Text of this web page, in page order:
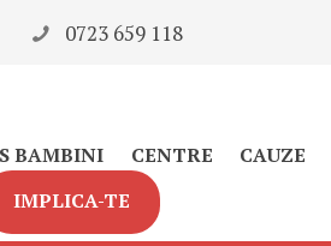
0723 659 118
BAMBINI CENTRE CAUZE
IMPLICA-TE